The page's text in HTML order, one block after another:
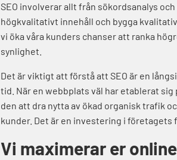
SEO involverar allt från sökordsanalys
högkvalitativt innehåll och bygga
vi öka våra kunders chanser att ranka
synlighet.
Det är viktigt att förstå att SEO är en
tid. När en webbplats väl har etablerat
den att dra nytta av ökad organisk trafik
kunder. Det är en investering i företagets
Vi maximerar er